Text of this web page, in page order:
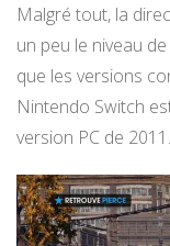
Malgré tout, la
un peu le niveau
que les versions
Nintendo Switch
version PC de 2011.